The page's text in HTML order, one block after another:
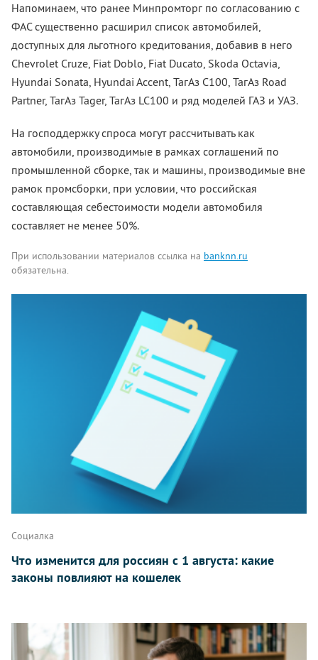
Напоминаем, что ранее Минпромторг по согласованию с
ФАС существенно расширил список автомобилей,
доступных для льготного кредитования, добавив в него
Chevrolet Cruze, Fiat Doblo, Fiat Ducato, Skoda Octavia,
Hyundai Sonata, Hyundai Accent, ТагАз С100, ТагАз Road
Partner, ТагАз Tager, ТагАз LC100 и ряд моделей ГАЗ и УАЗ.
На господдержку спроса могут рассчитывать как
автомобили, производимые в рамках соглашений по
промышленной сборке, так и машины, производимые вне
рамок промсборки, при условии, что российская
составляющая себестоимости модели автомобиля
составляет не менее 50%.
При использовании материалов ссылка на banknn.ru
обязательна.
Написать
Социалка
Что изменится для россиян с 1 августа: какие
законы повлияют на кошелек